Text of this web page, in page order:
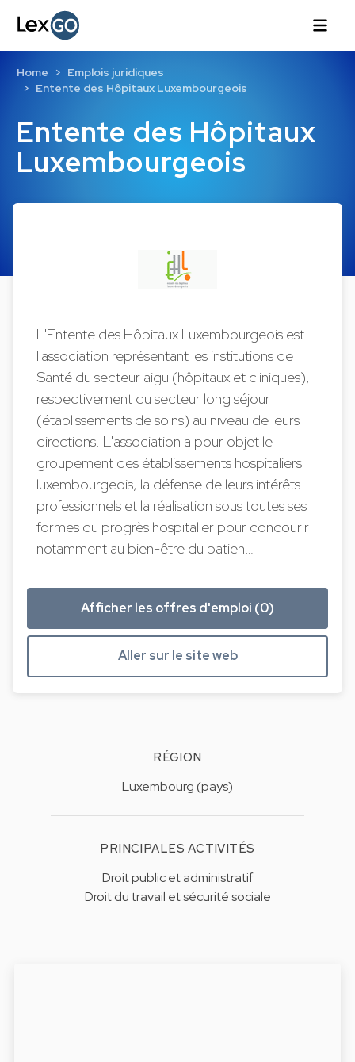
Entente des Hôpitaux
Luxembourgeois
Home
Emplois juridiques
Entente des Hôpitaux Luxembourgeois
L'Entente des Hôpitaux Luxembourgeois est
l'association représentant les institutions de
Santé du secteur aigu (hôpitaux et cliniques),
respectivement du secteur long séjour
(établissements de soins) au niveau de leurs
directions. L'association a pour objet le
groupement des établissements hospitaliers
luxembourgeois, la défense de leurs intérêts
professionnels et la réalisation sous toutes ses
formes du progrès hospitalier pour concourir
notamment au bien-être du patien…
Afficher les offres d'emploi (0)
Aller sur le site web
RÉGION
Luxembourg (pays)
PRINCIPALES ACTIVITÉS
Droit public et administratif
Droit du travail et sécurité sociale